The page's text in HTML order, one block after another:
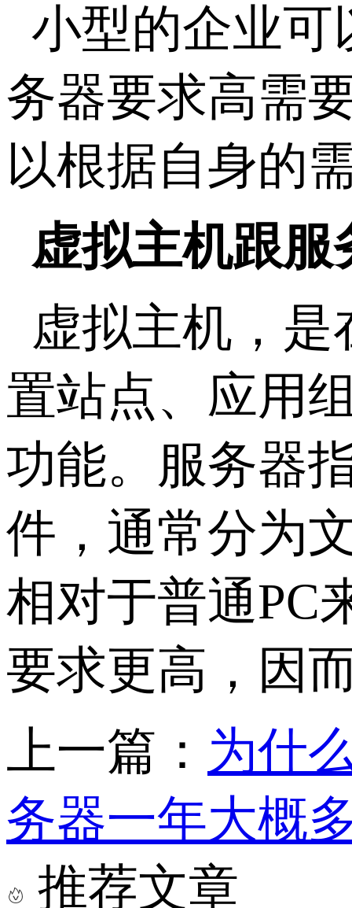
小型的企业可
务器要求高需
以根据自身的
虚拟主机跟
虚拟主机，
置站点、应用
功能。服务器
件，通常分为
相对于普通PC
要求更高，因
上一篇： 为什
务器一年大概
推荐文章